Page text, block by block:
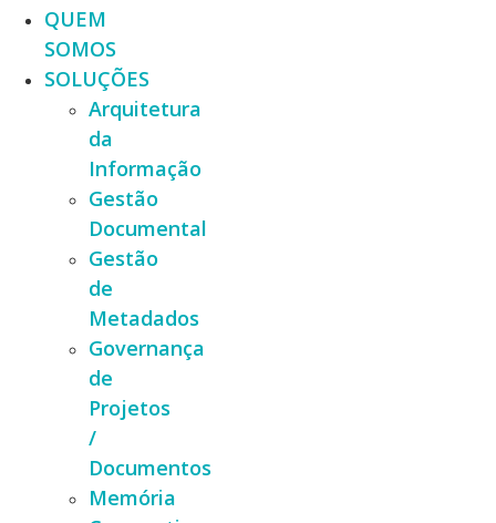
QUEM
SOMOS
SOLUÇÕES
Arquitetura
da
Informação
Gestão
Documental
Gestão
de
Metadados
Governança
de
Projetos
/
Documentos
Memória